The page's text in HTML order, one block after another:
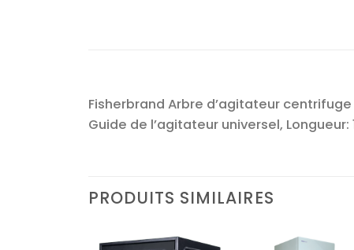
Fisherbrand Arbre d’agitateur
Guide de l’agitateur universel,
PRODUITS SIMILAIRES